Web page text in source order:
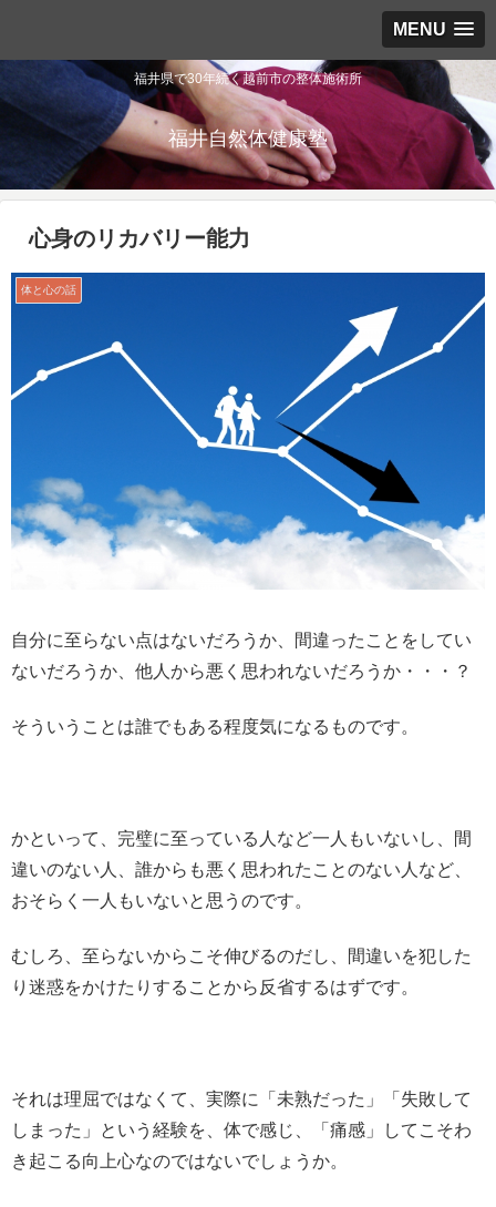
MENU
福井県で30年続く越前市の整体施術所
福井自然体健康塾
心身のリカバリー能力
体と心の話
自分に至らない点はないだろうか、間違ったことをしてい
ないだろうか、他人から悪く思われないだろうか・・・？
そういうことは誰でもある程度気になるものです。
かといって、完璧に至っている人など一人もいないし、間
違いのない人、誰からも悪く思われたことのない人など、
おそらく一人もいないと思うのです。
むしろ、至らないからこそ伸びるのだし、間違いを犯した
り迷惑をかけたりすることから反省するはずです。
それは理屈ではなくて、実際に「未熟だった」「失敗して
しまった」という経験を、体で感じ、「痛感」してこそわ
き起こる向上心なのではないでしょうか。